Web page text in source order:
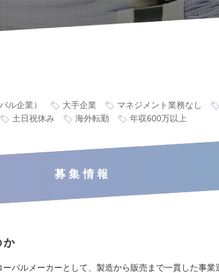
ル企業） 大手企業 マネジメント業務なし
土日祝休み 海外転勤 年収600万以上
募集情報
か
バルメーカーとして、製造から販売まで一貫した事業